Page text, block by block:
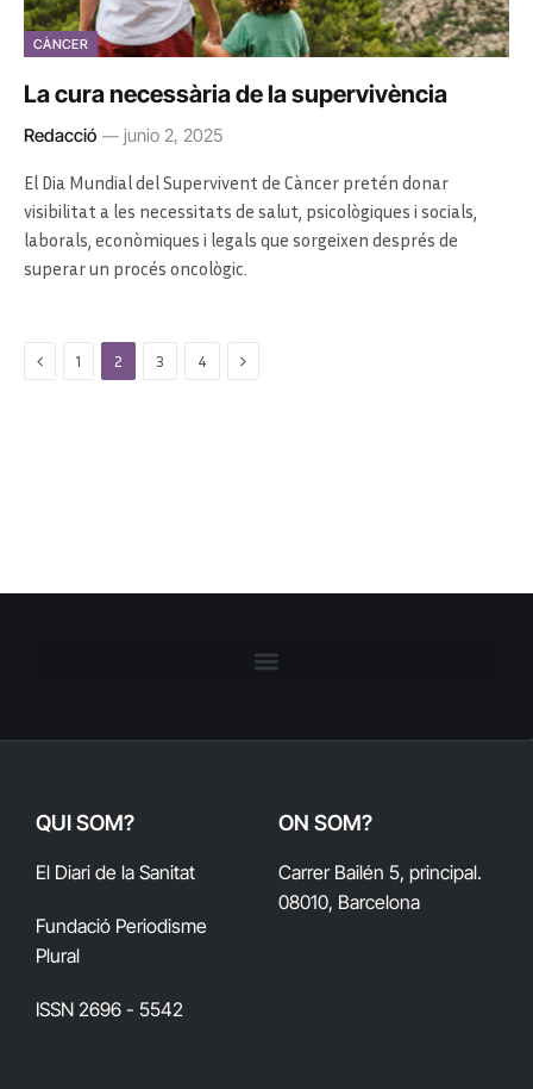
CÀNCER
La cura necessària de la supervivència
Redacció junio 2, 2025
El Dia Mundial del Supervivent de Càncer pretén donar
visibilitat a les necessitats de salut, psicològiques i socials,
laborals, econòmiques i legals que sorgeixen després de
superar un procés oncològic.
Previous
1 2 3 4 Next
QUI SOM?
El Diari de la Sanitat
Fundació Periodisme
Plural
ISSN 2696 - 5542
ON SOM?
Carrer Bailén 5, principal.
08010, Barcelona